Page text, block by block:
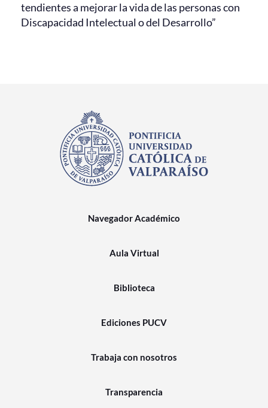
tendientes a mejorar la vida de las personas con
Discapacidad Intelectual o del Desarrollo”
Navegador Académico
Aula Virtual
Biblioteca
Ediciones PUCV
Trabaja con nosotros
Transparencia